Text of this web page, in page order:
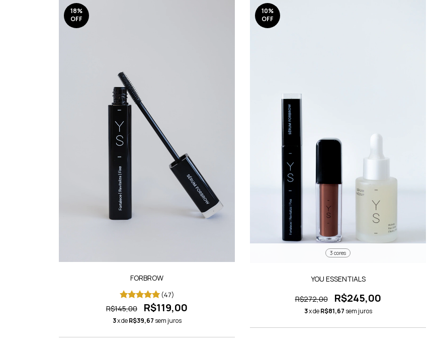
18%
OFF
FORBROW
(47)
R$145,00 R$119,00
3x deR$39,67 sem juros
10%
OFF
3 cores
YOU ESSENTIALS
R$272,00 R$245,00
3x deR$81,67 sem juros